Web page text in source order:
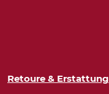
Retoure & Erstattung